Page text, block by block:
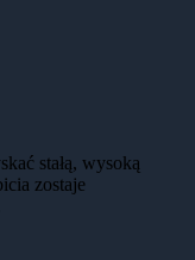
stałą, wysoką
zostaje